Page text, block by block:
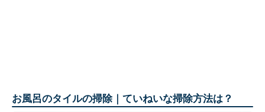
お風呂のタイルの掃除｜ていねいな掃除方法は？